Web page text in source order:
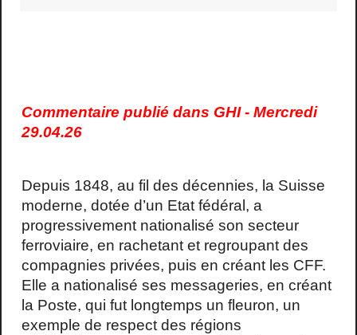
Commentaire publié dans GHI - Mercredi
29.04.26
Depuis 1848, au fil des décennies, la Suisse
moderne, dotée d’un Etat fédéral, a
progressivement nationalisé son secteur
ferroviaire, en rachetant et regroupant des
compagnies privées, puis en créant les CFF.
Elle a nationalisé ses messageries, en créant
la Poste, qui fut longtemps un fleuron, un
exemple de respect des régions